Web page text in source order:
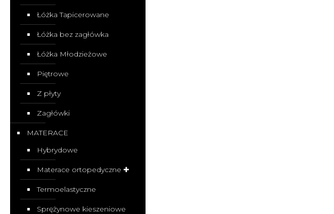
Łóżka Tapicerowane
Łóżka bez zagłówka
Łóżka Młodzieżowe
Piętrowe
Z płyty
Zagłówki
MATERACE
Hybrydowe
Materace ortopedyczne ✚
Termoelastyczne
Sprężynowe kieszeniowe